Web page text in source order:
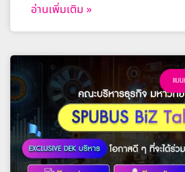
อ่านเพิ่มเติม »
แบ